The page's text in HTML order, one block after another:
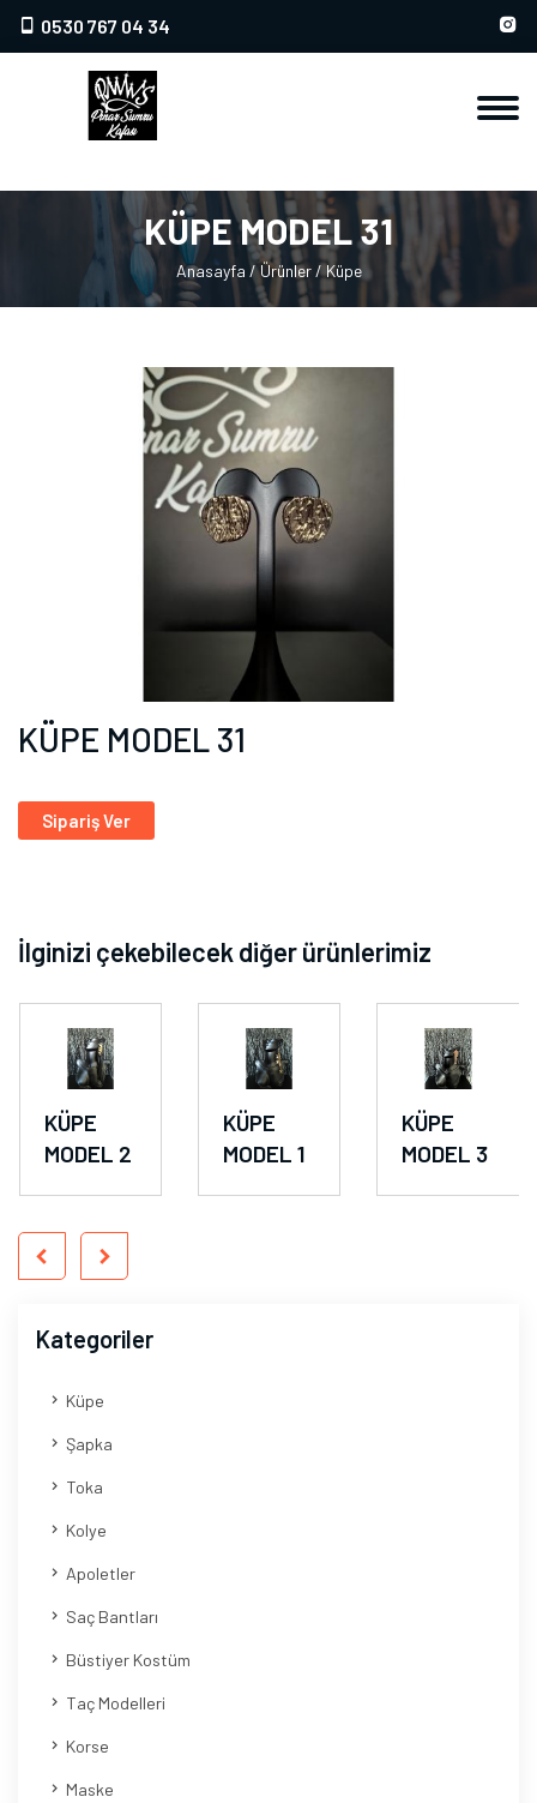
0530 767 04 34
KÜPE MODEL 31
Anasayfa /Ürünler /Küpe
KÜPE MODEL 31
Sipariş Ver
İlginizi çekebilecek diğer ürünlerimiz
KÜPE
MODEL 2
KÜPE
MODEL 1
KÜPE
MODEL 3
Kategoriler
Küpe
Şapka
Toka
Kolye
Apoletler
Saç Bantları
Büstiyer Kostüm
Taç Modelleri
Korse
Maske